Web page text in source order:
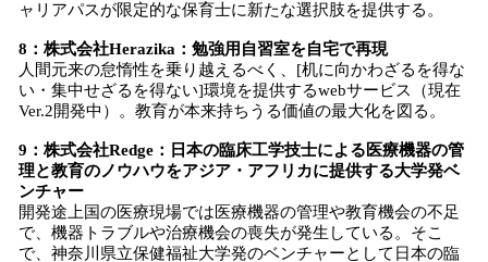
ャリアパスが限定的な保育士に新たな選択肢を提供する。
8：株式会社Herazika：勉強用自習室を自宅で再現
人間元来の怠惰性を乗り越えるべく、[机に向かわざるを得な
い・集中せざるを得ない]環境を提供するwebサービス（現在
Ver.2開発中）。教育が本来持ちうる価値の最大化を図る。
9：株式会社Redge：日本の臨床工学技士による医療機器の管
理と教育のノウハウをアジア・アフリカに提供する大学発ベ
ンチャー
開発途上国の医療現場では医療機器の管理や教育機会の不足
で、機器トラブルや治療機会の喪失が発生している。そこ
で、神奈川県立保健福祉大学発のベンチャーとして日本の臨